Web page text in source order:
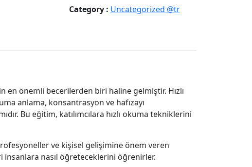
Category : Uncategorized @tr
en önemli becerilerden biri haline gelmiştir. Hızlı
anlama, konsantrasyon ve hafızayı
Bu eğitim, katılımcılara hızlı okuma tekniklerini
ve kişisel gelişimine önem veren
insanlara nasıl öğreteceklerini öğrenirler.